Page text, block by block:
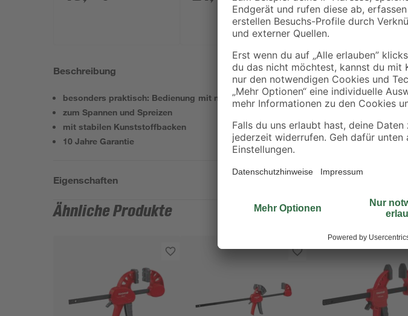
Beschreibung
besonders praktisch: Bedienung mit nur einer Hand
zum Spannen und Spreizen
mit stabilen Kunststoffbacken
10 Jahre Garantie
Eigenschaften
Ähnliche Produkte